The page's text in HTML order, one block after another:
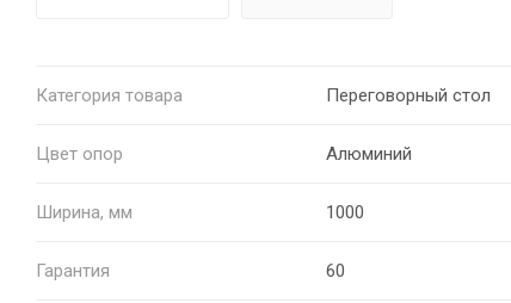
Категория товара Переговорный стол
Цвет опор Алюминий
Ширина, мм 1000
Гарантия 60